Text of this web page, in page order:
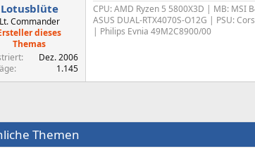
Lotusblüte
Lt. Commander
dieses
Themas
Dez. 2006
1.145
CPU: AMD Ryzen 5 5800X3D | MB: MSI
ASUS DUAL-RTX4070S-O12G | PSU:
| Philips Evnia 49M2C8900/00
Themen